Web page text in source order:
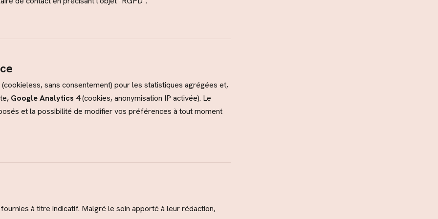
(cookieless, sans consentement) pour les statistiques agrégées et,
Google Analytics 4(cookies, anonymisation IP activée). Le
et la possibilité de modifier vos préférences à tout moment
à titre indicatif. Malgré le soin apporté à leur rédaction,